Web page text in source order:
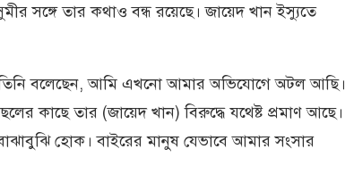
সঙ্গে তার কথাও বন্ধ রয়েছে। জায়েদ খান ইস্যুতে
তিনি বলেছেন, আমি এখনো আমার অভিযোগে অটল আছি।
কাছে তার (জায়েদ খান) বিরুদ্ধে যথেষ্ট প্রমাণ আছে।
হোক। বাইরের মানুষ যেভাবে আমার সংসার